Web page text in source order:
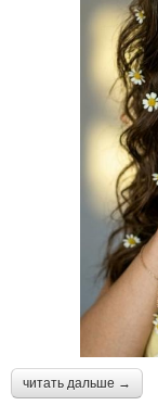
читать дальше →